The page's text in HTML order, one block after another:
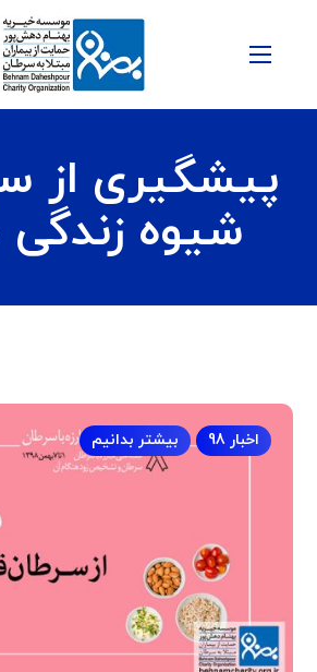
پیشگیری از
شیوه
اخبار 98 بیشتر بدانیم